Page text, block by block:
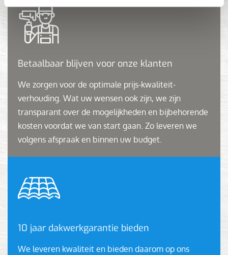
Betaalbaar blijven voor onze klanten
We zorgen voor de optimale prijs-kwaliteit-
verhouding. Wat uw wensen ook zijn, we zijn
transparant over de mogelijkheden en bijbehorende
kosten voordat we van start gaan. Zo leveren we
volgens afspraak en binnen uw budget.
10 jaar dakwerkgarantie bieden
We leveren kwaliteit en bieden daarom op ons